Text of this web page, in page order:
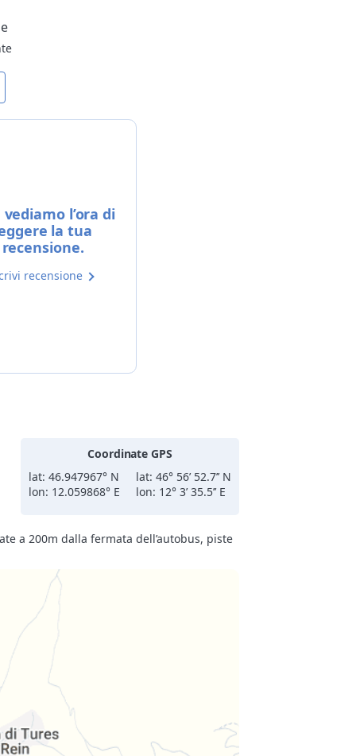
l’ora di
la tua
recensione.
recensione
Coordinate GPS
lat: 46.947967° N
lon: 12.059868° E
lat: 46° 56’ 52.7’’ N
lon: 12° 3’ 35.5’’ E
a 200m dalla fermata dell’autobus, piste